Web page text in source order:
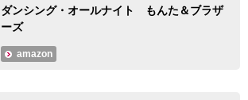
ダンシング・オールナイト もんた＆ブラザ
ーズ
amazon